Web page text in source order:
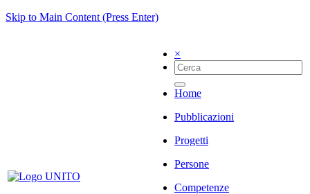
Skip to Main Content (Press Enter)
×
Home
Pubblicazioni
Progetti
Persone
Competenze